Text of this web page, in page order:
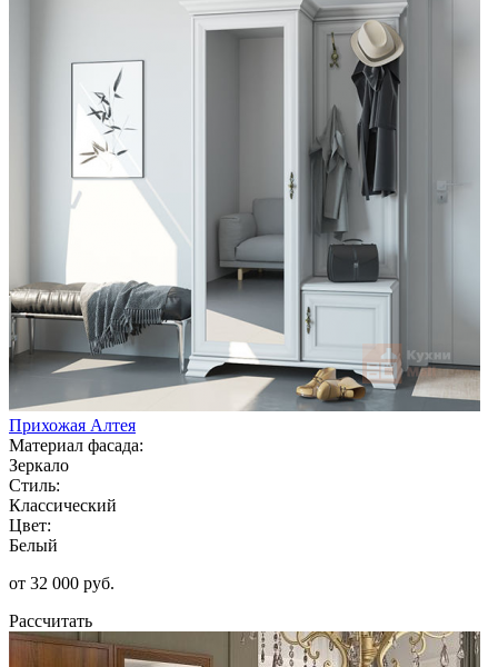
Прихожая Алтея
Материал фасада:
Зеркало
Стиль:
Классический
Цвет:
Белый
от 32 000 руб.
Рассчитать